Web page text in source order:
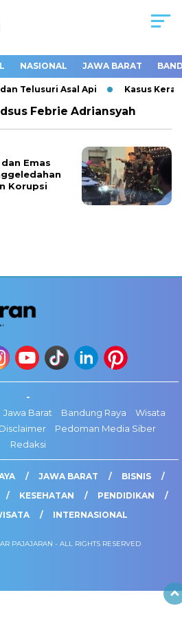
NASIONAL JAWA BARAT
Telusuri Asal Api Kasus
Febrie Adriansyah
Emas
Korupsi
-
Jawa Barat Bandung Raya
Wisata
Disclaimer
Pedoman Media Siber
Redaksi
JAWA BARAT
BISNIS
KESEHATAN
PENDIDIKAN
INTERNASIONAL
PAJAJARAN - ALL RIGHTS RESERVED